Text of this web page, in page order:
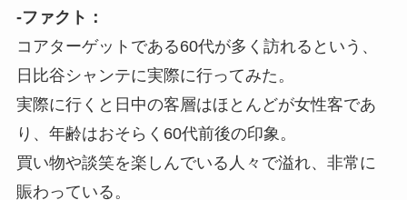
-ファクト：
コアターゲットである60代が多く訪れるという、
日比谷シャンテに実際に行ってみた。
実際に行くと日中の客層はほとんどが女性客であ
り、年齢はおそらく60代前後の印象。
買い物や談笑を楽しんでいる人々で溢れ、非常に
賑わっている。